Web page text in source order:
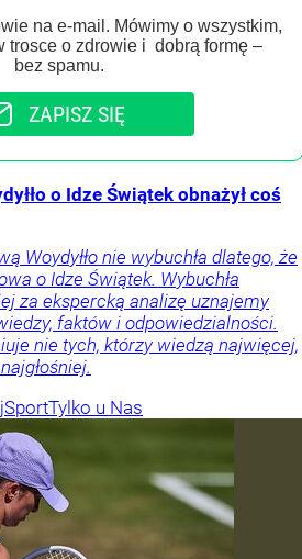
na e-mail. Mówimy o wszystkim,
trosce o zdrowie i dobrą formę –
bez spamu.
ZAPISZ SIĘ
o Idze Świątek obnażył coś
Woydyłło nie wybuchła dlatego, że
o Idze Świątek. Wybuchła
za ekspercką analizę uznajemy
faktów i odpowiedzialności.
nie tych, którzy wiedzą najwięcej,
SportTylko u Nas